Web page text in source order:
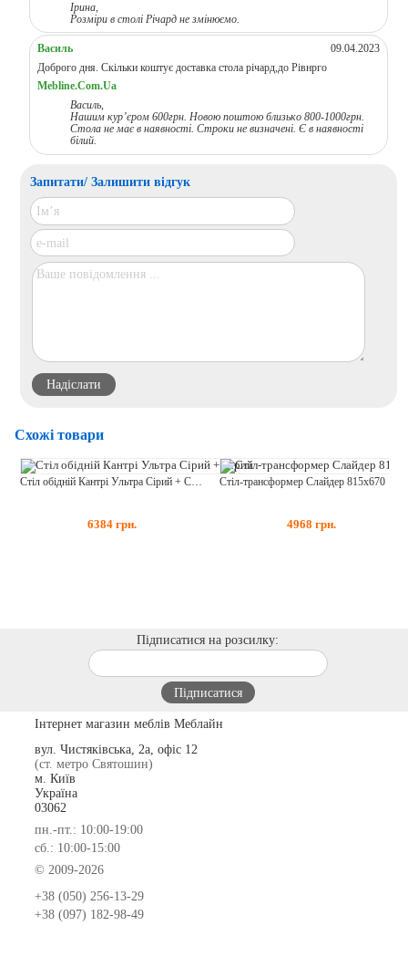
Ірина,
Розміри в столі Річард не змінюємо.
Василь
09.04.2023
Доброго дня. Скільки коштує доставка стола річард,до Рівнрго
Mebline.Com.Ua
Василь,
Нашим кур’єром 600грн. Новою поштою близько 800-1000грн.
Стола не має в наявності. Строки не визначені. Є в наявності
білий.
Запитати/ Залишити відгук
Схожі товари
6384 грн. 4968 грн.
Підписатися на розсилку:
Інтернет магазин меблів Меблайн
вул. Чистяківська, 2а, офіс 12
(ст. метро Святошин)
м. Київ
Україна
03062
пн.-пт.: 10:00-19:00
сб.: 10:00-15:00
© 2009-2026
+38 (050) 256-13-29
+38 (097) 182-98-49